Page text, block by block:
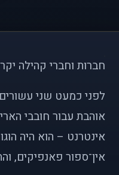
חברות וחברי קהילה
אוהבת עבור חובבי
אינטרנט – הוא היה
אין־ספור פאנפיקים,